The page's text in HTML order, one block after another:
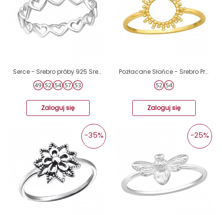
Serce - Srebro próby 925 Srebrne pierścionki A4S33827
Zaloguj się
Pozłacane Słońce - Srebro Próby 925 Srebrne Pierścionki A4S45019
Zaloguj się
-35% -25%